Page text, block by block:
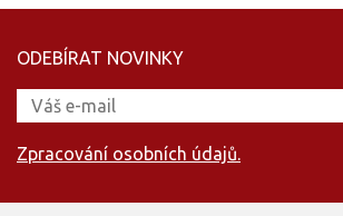
ODEBÍRAT NOVINKY
Zpracování osobních údajů.